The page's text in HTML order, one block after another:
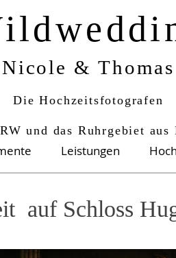
Leistungen
Nicole & Thomas
Die Hochzeitsfotografen
und das Ruhrgebiet aus
auf Schloss